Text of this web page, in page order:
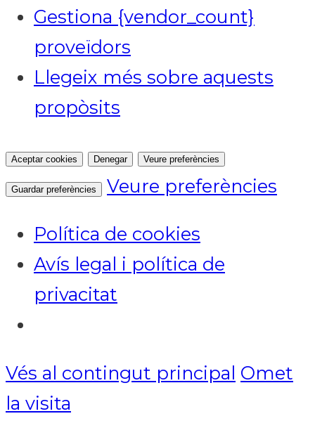
Gestiona {vendor_count}
proveïdors
Llegeix més sobre aquests
propòsits
Aceptar cookies Denegar Veure preferències
Guardar preferències Veure preferències
Política de cookies
Avís legal i política de
privacitat
Vés al contingut principal Omet
la visitaNotícies